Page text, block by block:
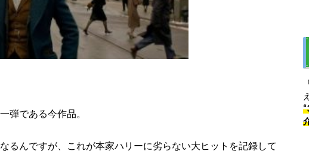
弾である今作品。
るんですが、これが本家ハリーに劣らない大ヒットを記録して